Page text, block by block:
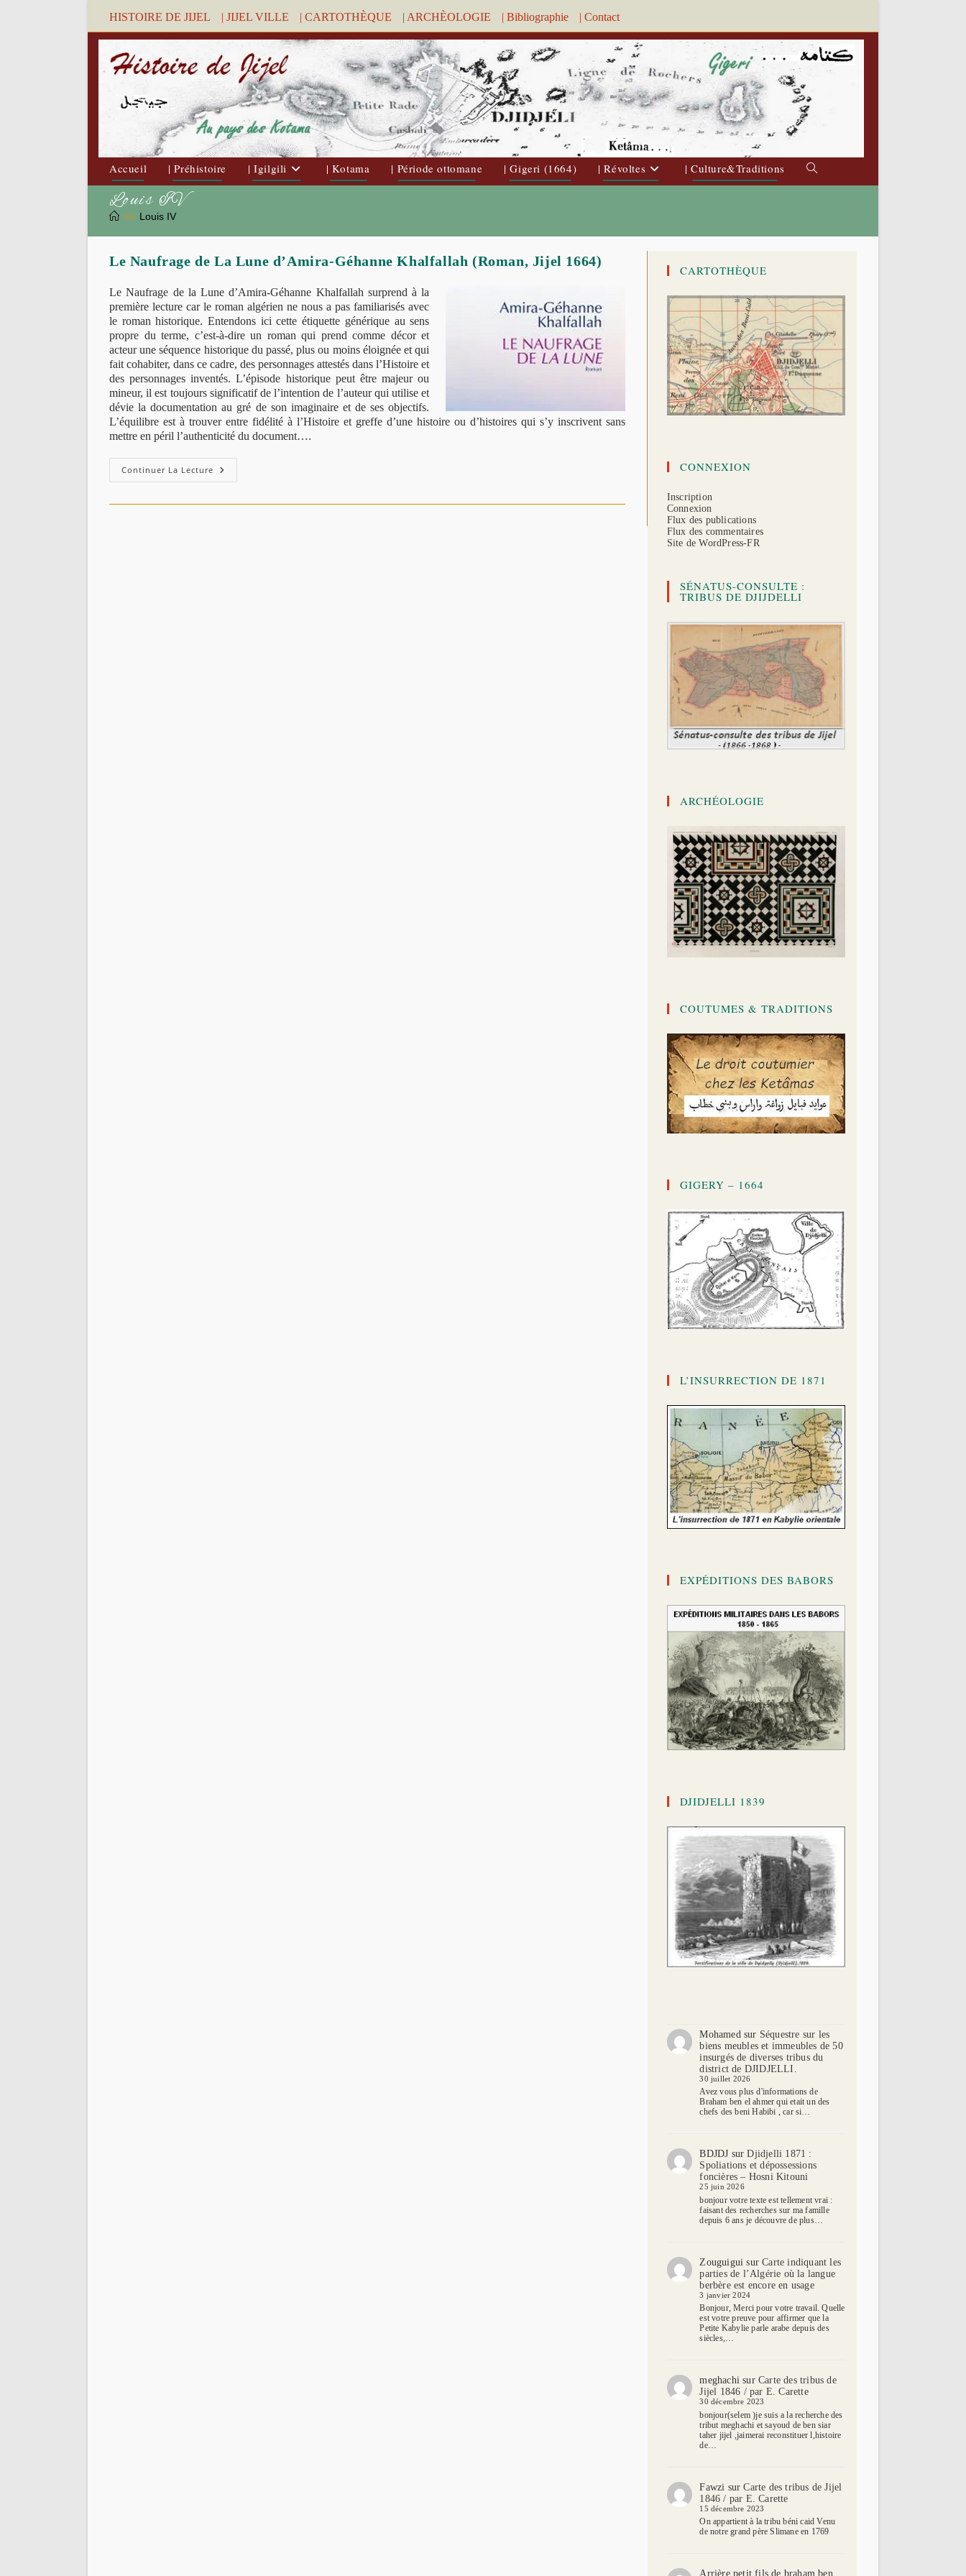
HISTOIRE DE JIJEL | JIJEL VILLE | CARTOTHÈQUE | ARCHÈOLOGIE | Bibliographie | Contact
Accueil | Préhistoire | Igilgili | Kotama | Période ottomane | Gigeri (1664) | Révoltes | Culture&Traditions
Toggle
Louis IV
>> Louis IV
Le Naufrage de La Lune d’Amira-Géhanne Khalfallah (Roman, Jijel 1664)
Le Naufrage de la Lune d’Amira-Géhanne Khalfallah surprend à la
première lecture car le roman algérien ne nous a pas familiarisés avec
le roman historique. Entendons ici cette étiquette générique au sens
propre du terme, c’est-à-dire un roman qui prend comme décor et
acteur une séquence historique du passé, plus ou moins éloignée et qui
fait cohabiter, dans ce cadre, des personnages attestés dans l’Histoire et
des personnages inventés. L’épisode historique peut être majeur ou
mineur, il est toujours significatif de l’intention de l’auteur qui utilise et
dévie la documentation au gré de son imaginaire et de ses objectifs.
L’équilibre est à trouver entre fidélité à l’Histoire et greffe d’une histoire ou d’histoires qui s’y inscrivent sans
mettre en péril l’authenticité du document….
Continuer La Lecture Le
Naufrage
CARTOTHÈQUE
CONNEXION
Inscription
Connexion
Flux des publications
Flux des commentaires
Site de WordPress-FR
SÉNATUS-CONSULTE :
TRIBUS DE DJIJDELLI
ARCHÉOLOGIE
COUTUMES & TRADITIONS
GIGERY – 1664
L’INSURRECTION DE 1871
EXPÉDITIONS DES BABORS
DJIDJELLI 1839
Mohamed sur Séquestre sur les
biens meubles et immeubles de 50
insurgés de diverses tribus du
district de DJIDJELLI.
30 juillet 2026
Avez vous plus d'informations de
Braham ben el ahmer qui etait un des
chefs des beni Habibi , car si…
BDJDJ surDjidjelli 1871 :
Spoliations et dépossessions
foncières – Hosni Kitouni
25 juin 2026
bonjour votre texte est tellement vrai :
faisant des recherches sur ma famille
depuis 6 ans je découvre de plus…
Zouguigui surCarte indiquant les
parties de l’Algérie où la langue
berbère est encore en usage
3 janvier 2024
Bonjour, Merci pour votre travail. Quelle
est votre preuve pour affirmer que la
Petite Kabylie parle arabe depuis des
siècles,…
meghachisur Carte des tribus de
Jijel 1846 / par E. Carette
30 décembre 2023
bonjour(selem )je suis a la recherche des
tribut meghachi et sayoud de ben siar
taher jijel ,jaimerai reconstituer l,histoire
de…
Fawzi surCarte des tribus de Jijel
1846 / par E. Carette
15 décembre 2023
On appartient à la tribu béni caid Venu
de notre grand père Slimane en 1769
Arrière petit fils de braham ben